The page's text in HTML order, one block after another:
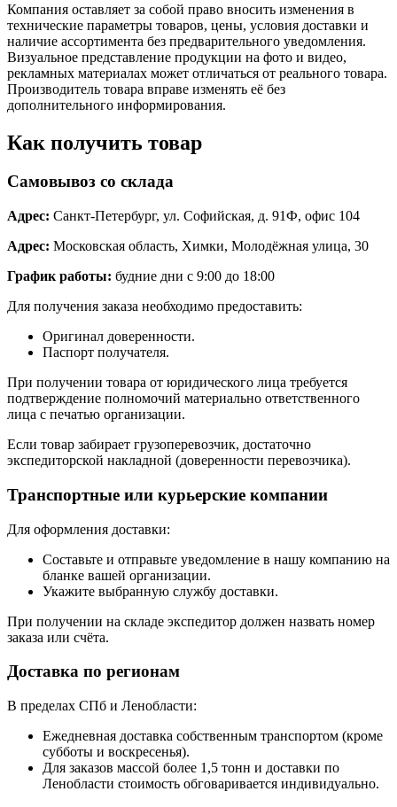
Компания оставляет за собой право вносить изменения в
технические параметры товаров, цены, условия доставки и
наличие ассортимента без предварительного уведомления.
Визуальное представление продукции на фото и видео,
рекламных материалах может отличаться от реального товара.
Производитель товара вправе изменять её без
дополнительного информирования.
Как получить товар
Самовывоз со склада
Адрес: Санкт-Петербург, ул. Софийская, д. 91Ф, офис 104
Адрес: Московская область, Химки, Молодёжная улица, 30
График работы: будние дни с 9:00 до 18:00
Для получения заказа необходимо предоставить:
Оригинал доверенности.
Паспорт получателя.
При получении товара от юридического лица требуется
подтверждение полномочий материально ответственного
лица с печатью организации.
Если товар забирает грузоперевозчик, достаточно
экспедиторской накладной (доверенности перевозчика).
Транспортные или курьерские компании
Для оформления доставки:
Составьте и отправьте уведомление в нашу компанию на
бланке вашей организации.
Укажите выбранную службу доставки.
При получении на складе экспедитор должен назвать номер
заказа или счёта.
Доставка по регионам
В пределах СПб и Ленобласти:
Ежедневная доставка собственным транспортом (кроме
субботы и воскресенья).
Для заказов массой более 1,5 тонн и доставки по
Ленобласти стоимость обговаривается индивидуально.